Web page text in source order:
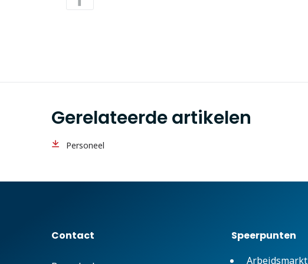
Gerelateerde artikelen
Personeel
Contact Speerpunten
Arbeidsmarkt